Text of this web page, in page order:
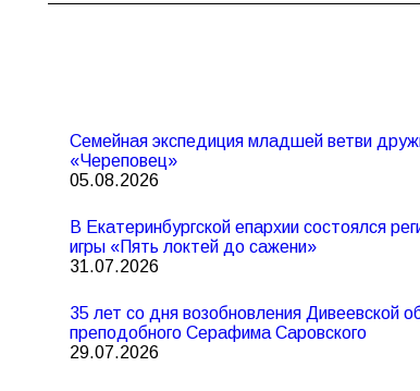
Семейная экспедиция младшей ветви
«Череповец»
05.08.2026
В Екатеринбургской епархии состоялся
игры «Пять локтей до сажени»
31.07.2026
35 лет со дня возобновления Дивеевской
преподобного Серафима Саровского
29.07.2026